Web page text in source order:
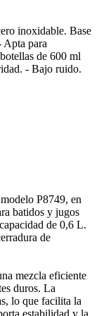
inoxidable. Base
Apta para
de 600 ml
- Bajo ruido.
14
P8749, en
batidos y jugos
de 0,6 L.
de
mezcla eficiente
duros. La
lo que facilita la